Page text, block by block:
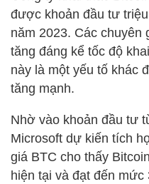
được khoản đầu tư
năm 2023. Các chuyên
tăng đáng kể tốc độ
này là một yếu tố khác
tăng mạnh.
Nhờ vào khoản đầu tư
Microsoft dự kiến tích
giá BTC cho thấy
hiện tại và đạt đến